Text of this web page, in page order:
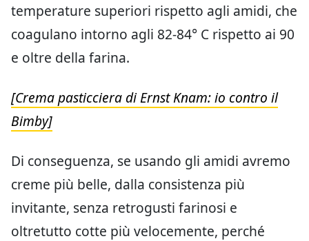
temperature superiori rispetto agli amidi, che
coagulano intorno agli 82-84° C rispetto ai 90
e oltre della farina.
[Crema pasticciera di Ernst Knam: io contro il
Bimby]
Di conseguenza, se usando gli amidi avremo
creme più belle, dalla consistenza più
invitante, senza retrogusti farinosi e
oltretutto cotte più velocemente, perché